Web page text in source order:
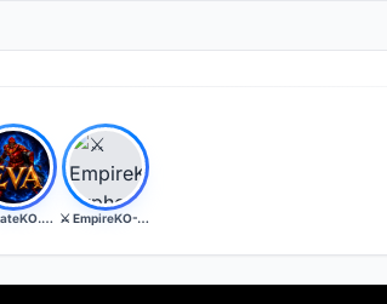
EvaluateKO.com | Myko | 1.000.000 TL Ödül Havuzu | Official : 14 Ağustos 2026 -Cuma 21:00! ⚔️ EmpireKO-Typhon ⚔️ Yeni Nesil Ardream Server v2508 - DX11 ⚔️Official Açıldı⚔️